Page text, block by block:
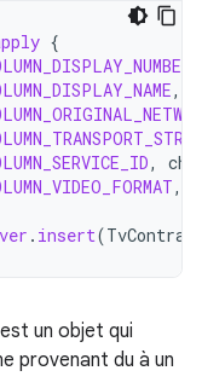
{
,
,
,
. insert(
est un objet qui
provenant du à un